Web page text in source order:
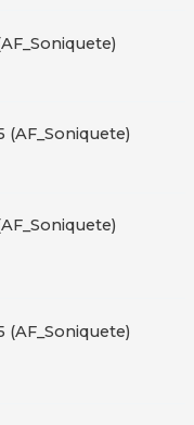
(AF_Soniquete)
(AF_Soniquete)